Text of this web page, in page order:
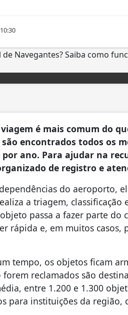
é mais comum do
encontrados todos os
ano. Para ajudar na
de registro e
do aeroporto,
a triagem, classificação
passa a fazer parte do
rápida e, em muitos casos,
tempo, os objetos ficam
reclamados são
entre 1.200 e 1.300
para instituições da região,